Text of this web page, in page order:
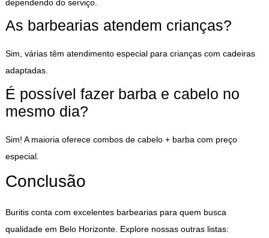
dependendo do serviço.
As barbearias atendem crianças?
Sim, várias têm atendimento especial para crianças com cadeiras
adaptadas.
É possível fazer barba e cabelo no
mesmo dia?
Sim! A maioria oferece combos de cabelo + barba com preço
especial.
Conclusão
Buritis conta com excelentes barbearias para quem busca
qualidade em Belo Horizonte. Explore nossas outras listas: